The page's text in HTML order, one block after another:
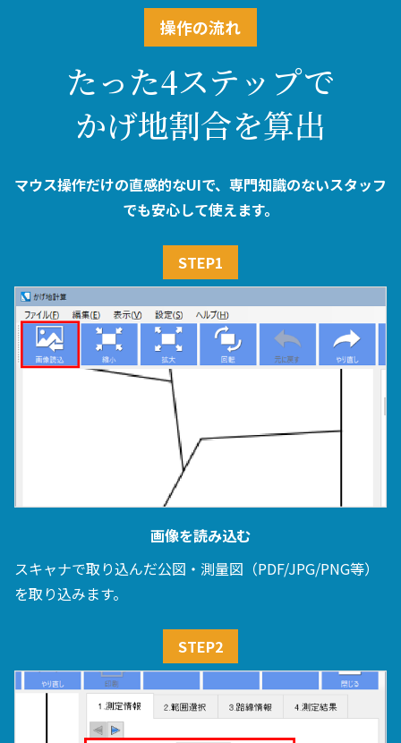
操作の流れ
たった4ステップで
かげ地割合を算出
マウス操作だけの直感的なUIで、専門知識のないスタッフ
でも安心して使えます。
STEP1
画像を読み込む
スキャナで取り込んだ公図・測量図（PDF/JPG/PNG等）
を取り込みます。
STEP2